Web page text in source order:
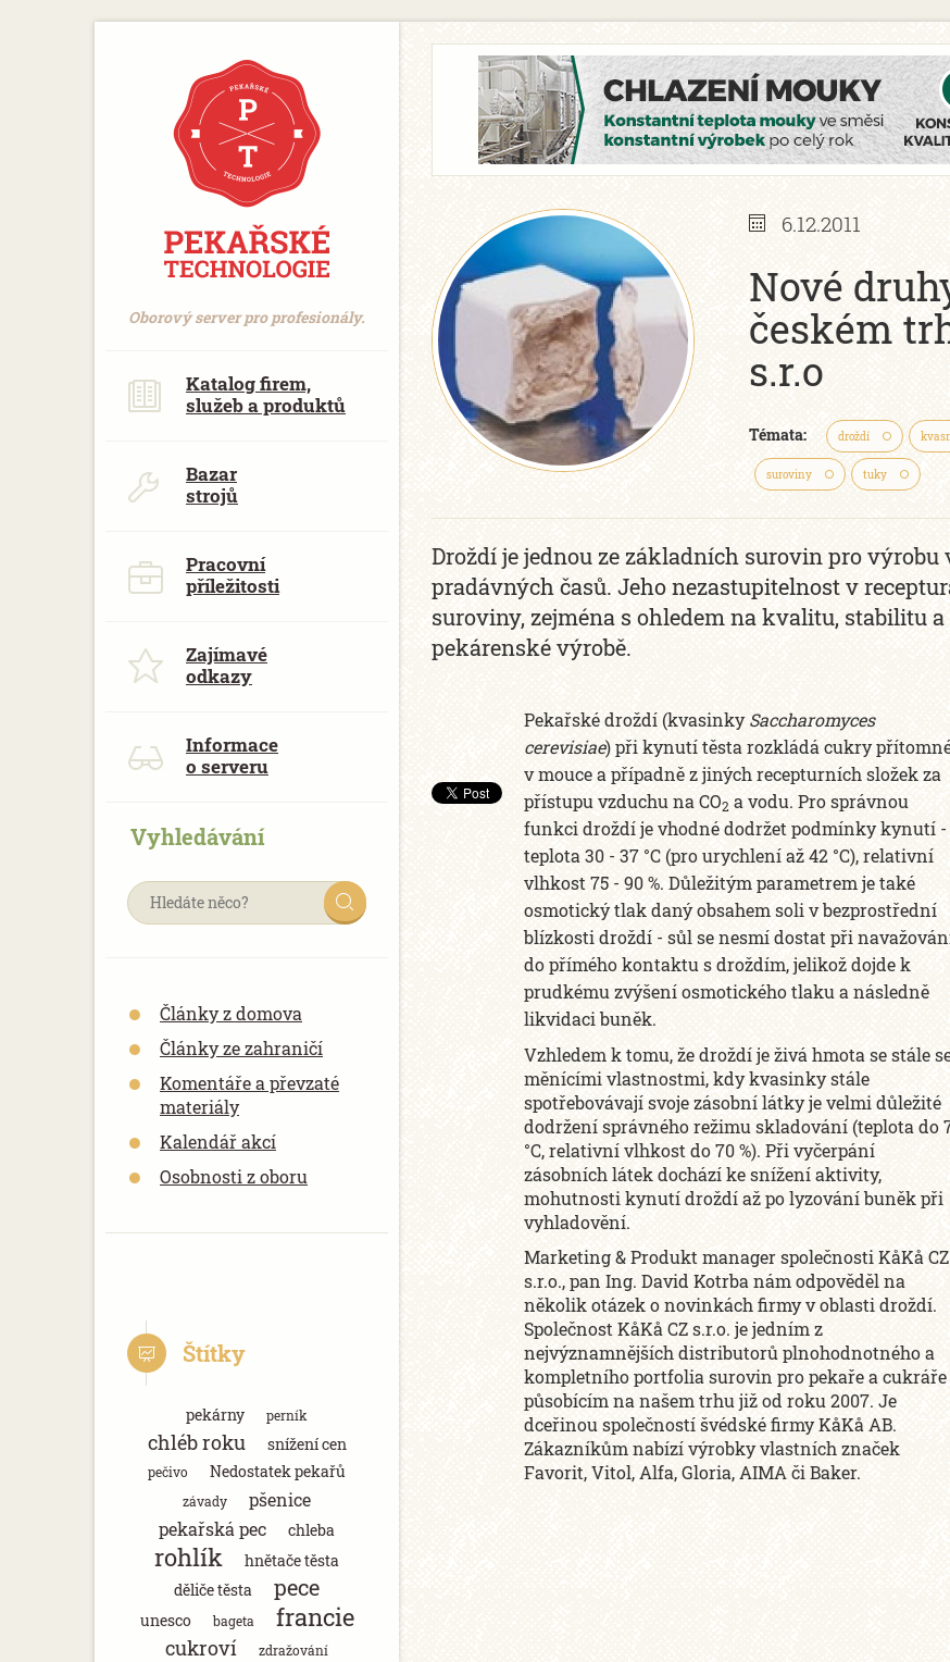
https://www.traditionrolex.com/18
Oborový server pro profesionály.
Katalog firem,
služeb a produktů
Bazar
strojů
Pracovní
příležitosti
Zajímavé
odkazy
Informace
o serveru
Vyhledávání
Články z domova
Články ze zahraničí
Komentáře a převzaté
materiály
Kalendář akcí
Osobnosti z oboru
Štítky
pekárny perník
chléb roku snížení cen
pečivo Nedostatek pekařů
závady
pšenice
pekařská pec
chleba
rohlík
hnětače těsta
děliče těsta
pece
unesco bageta francie
cukroví zdražování
6.12.2011
Nové
českém
s.r.o
Témata: droždí
suroviny tuky
Droždí je jednou ze základních surovin pro
pradávných časů. Jeho nezastupitelnost v
suroviny, zejména s ohledem na kvalitu, stabilitu
pekárenské výrobě.
Pekařské droždí (kvasinkySaccharomyces
cerevisiae) při kynutí těsta rozkládá cukry
v mouce a případně z jiných recepturních složek za
přístupu vzduchu na CO2 a vodu. Pro správnou
funkci droždí je vhodné dodržet podmínky kynutí -
teplota 30 - 37 °C (pro urychlení až 42 °C), relativní
vlhkost 75 - 90 %. Důležitým parametrem je také
osmotický tlak daný obsahem soli v bezprostřední
blízkosti droždí - sůl se nesmí dostat při
do přímého kontaktu s droždím, jelikož dojde k
prudkému zvýšení osmotického tlaku a následně
likvidaci buněk.
Vzhledem k tomu, že droždí je živá hmota se stále
měnícími vlastnostmi, kdy kvasinky stále
spotřebovávají svoje zásobní látky je velmi důležité
dodržení správného režimu skladování (teplota do
°C, relativní vlhkost do 70 %). Při vyčerpání
zásobních látek dochází ke snížení aktivity,
mohutnosti kynutí droždí až po lyzování buněk při
vyhladovění.
Marketing & Produkt manager společnosti KåKå CZ
s.r.o., pan Ing. David Kotrba nám odpověděl na
několik otázek o novinkách firmy v oblasti droždí.
Společnost KåKå CZ s.r.o. je jedním z
nejvýznamnějších distributorů plnohodnotného a
kompletního portfolia surovin pro pekaře a cukráře
působícím na našem trhu již od roku 2007. Je
dceřinou společností švédské firmy KåKå AB.
Zákazníkům nabízí výrobky vlastních značek
Favorit, Vitol, Alfa, Gloria, AIMA či Baker.